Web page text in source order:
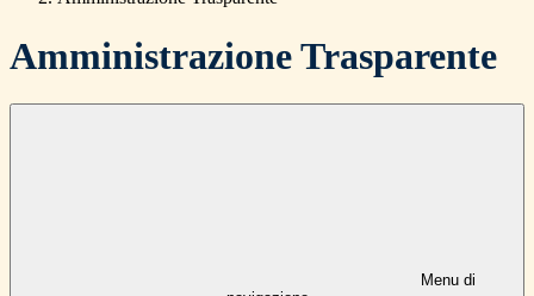
Amministrazione Trasparente
Menu di